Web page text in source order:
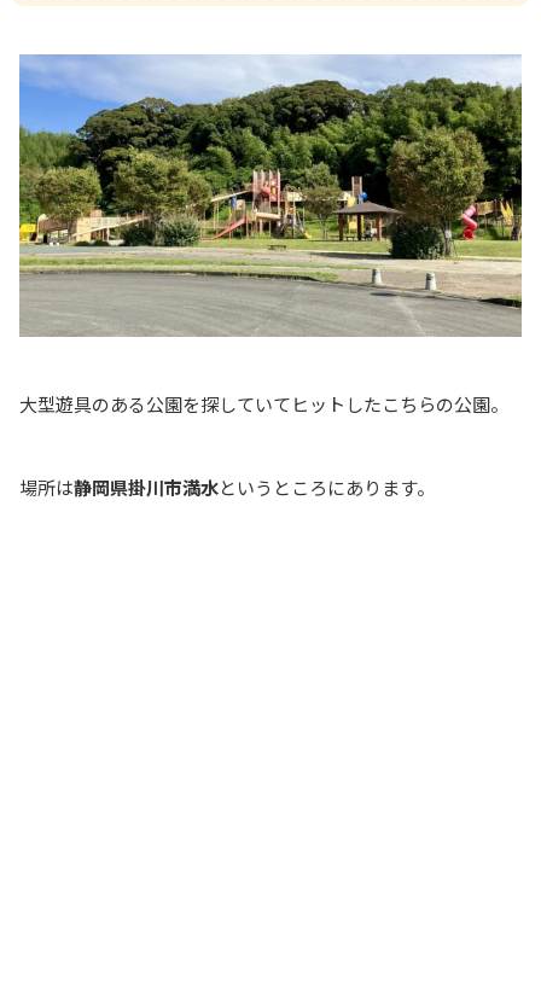
大型遊具のある公園を探していてヒットしたこちらの公園。
場所は静岡県掛川市満水というところにあります。